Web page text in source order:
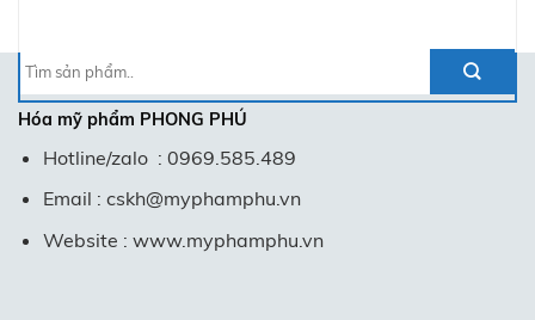
Tìm
kiếm:
Hóa mỹ phẩm PHONG PHÚ
Hotline/zalo : 0969.585.489
Email : cskh@myphamphu.vn
Website : www.myphamphu.vn